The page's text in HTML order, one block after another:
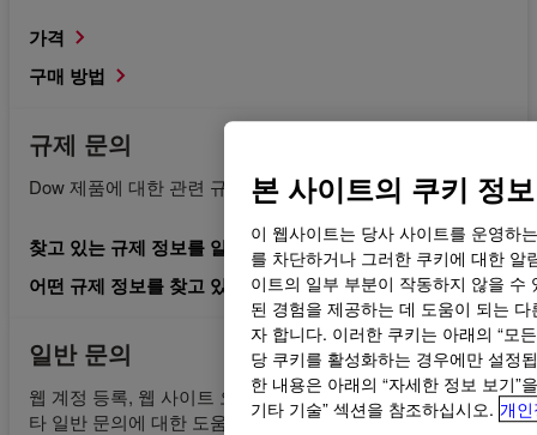
가격
구매 방법
규제 문의
Dow 제품에 대한 관련 규제 문서를 요청합니다.
찾고 있는 규제 정보를 알고 있습니다.
어떤 규제 정보를 찾고 있는지 모르겠습니다.
일반 문의
웹 계정 등록, 웹 사이트 오류, 콘텐츠 액세스 또는 찾기 및 기
타 일반 문의에 대한 도움을 받으십시오.
본 사이트의 쿠키 정보
이 웹사이트는 당사 사이트를 운영하
를 차단하거나 그러한 쿠키에 대한
이트의 일부 부분이 작동하지 않을
된 경험을 제공하는 데 도움이 되는
자 합니다. 이러한 쿠키는 아래의 “모
당 쿠키를 활성화하는 경우에만 설정
한 내용은 아래의 “자세한 정보 보기”
기타 기술” 섹션을 참조하십시오. 개